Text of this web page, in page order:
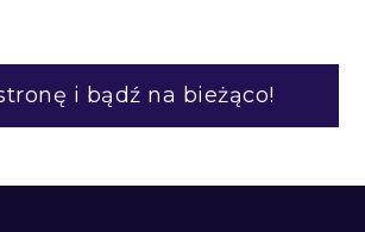
i bądź na bieżąco!